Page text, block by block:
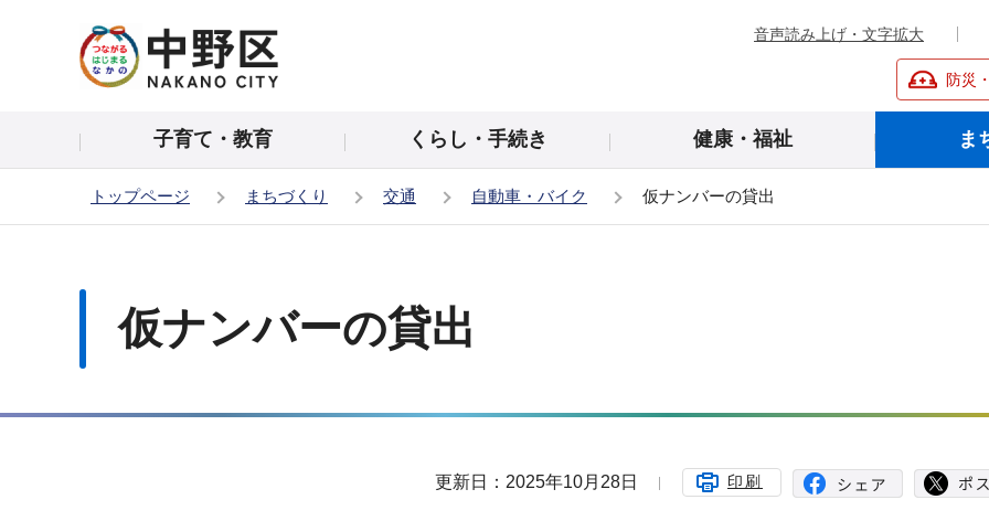
の
頭
音声読み上げ・文字拡大
防災
子育て・教育 くらし・手続き 健康・福祉 ま
トップページ まちづくり 交通 自動車・バイク 仮ナンバーの貸出
仮ナンバーの貸出
更新日：2025年10月28日 印刷